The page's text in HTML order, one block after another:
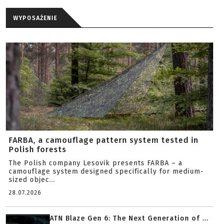
WYPOSAŻENIE
FARBA, a camouflage pattern system tested in
Polish forests
The Polish company Lesovik presents FARBA – a
camouflage system designed specifically for medium-
sized objec...
28.07.2026
ATN Blaze Gen 6: The Next Generation of ...